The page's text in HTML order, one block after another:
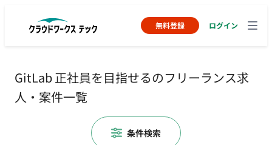
無料登録 ログイン
GitLab 正社員を目指せるのフリーランス求
人・案件一覧
条件検索